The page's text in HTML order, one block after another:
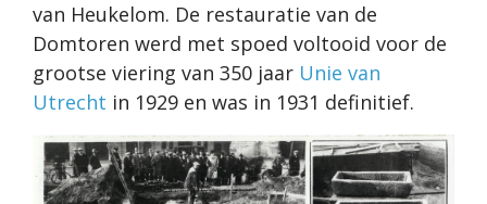
van Heukelom. De restauratie van de
Domtoren werd met spoed voltooid voor de
grootse viering van 350 jaar Unie van
Utrecht in 1929 en was in 1931 definitief.